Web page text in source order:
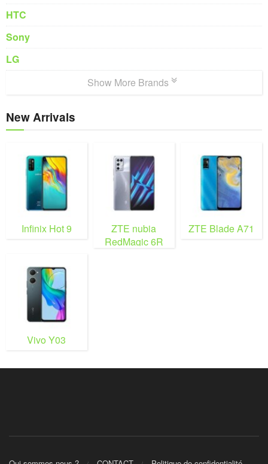
HTC
Sony
LG
Show More Brands
New Arrivals
Infinix Hot 9
ZTE nubia
RedMagic 6R
ZTE Blade A71
Vivo Y03